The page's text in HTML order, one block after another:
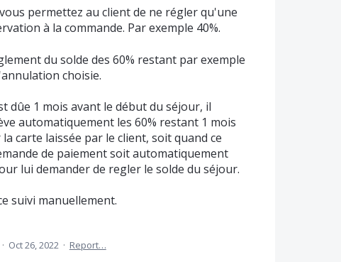
permettez au client de ne régler qu'une
à la commande. Par exemple 40%.
du solde des 60% restant par exemple
choisie.
dûe 1 mois avant le début du séjour, il
automatiquement les 60% restant 1 mois
carte laissée par le client, soit quand ce
de paiement soit automatiquement
lui demander de regler le solde du séjour.
suivi manuellement.
· Oct 26, 2022 · Report…